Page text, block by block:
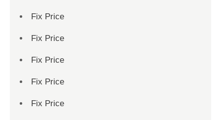
Fix Price
Fix Price
Fix Price
Fix Price
Fix Price